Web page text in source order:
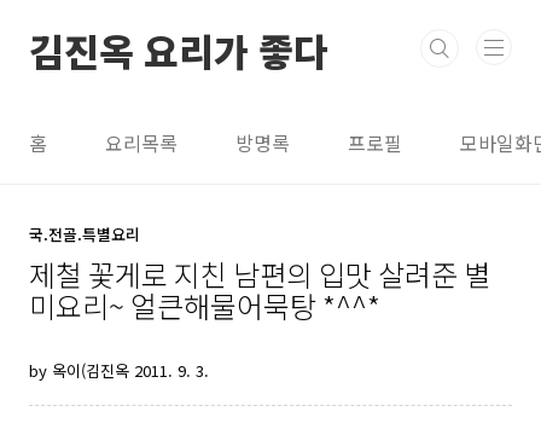
김진옥 요리가 좋다
홈 요리목록 방명록 프로필 모바일화
국.전골.특별요리
제철 꽃게로 지친 남편의 입맛 살려준 별
미요리~ 얼큰해물어묵탕 *^^*
by 옥이(김진옥 2011. 9. 3.